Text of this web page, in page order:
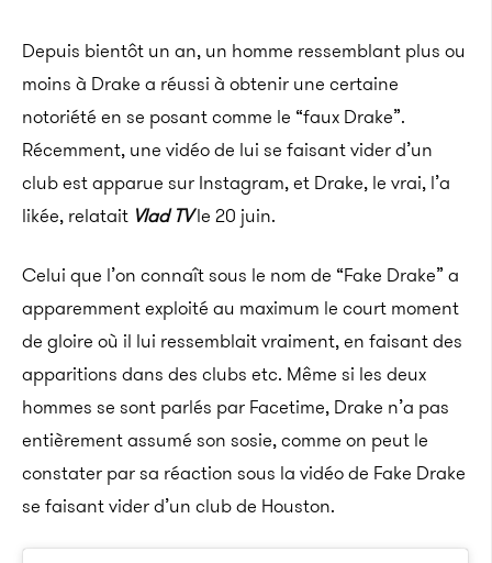
Depuis bientôt un an, un homme ressemblant plus ou
moins à Drake a réussi à obtenir une certaine
notoriété en se posant comme le “faux Drake”.
Récemment, une vidéo de lui se faisant vider d’un
club est apparue sur Instagram, et Drake, le vrai, l’a
likée, relatait Vlad TVle 20 juin.
Celui que l’on connaît sous le nom de “Fake Drake” a
apparemment exploité au maximum le court moment
de gloire où il lui ressemblait vraiment, en faisant des
apparitions dans des clubs etc. Même si les deux
hommes se sont parlés par Facetime, Drake n’a pas
entièrement assumé son sosie, comme on peut le
constater par sa réaction sous la vidéo de Fake Drake
se faisant vider d’un club de Houston.